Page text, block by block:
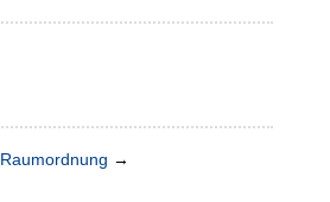
Raumordnung →